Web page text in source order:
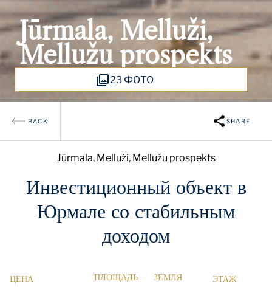
Jūrmala, Melluži,
Mellužu prospekts
23 ФОТО
BACK SHARE
Jūrmala, Melluži, Mellužu prospekts
Инвестиционный объект в
Юрмале со стабильным
доходом
ЦЕНА ПЛОЩАДЬ ЗЕМЛЯ ЭТАЖ